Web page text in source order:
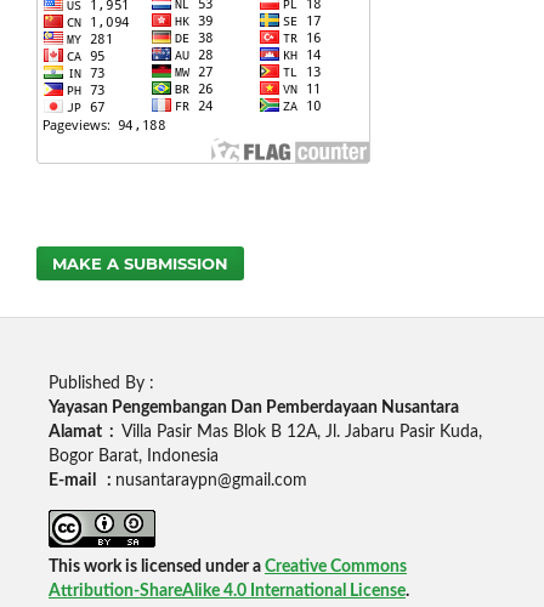
MAKE A SUBMISSION
Published By :
Yayasan Pengembangan Dan Pemberdayaan Nusantara
Alamat : Villa Pasir Mas Blok B 12A, Jl. Jabaru Pasir Kuda,
Bogor Barat, Indonesia
E-mail : nusantaraypn@gmail.com
This work is licensed under a Creative Commons
Attribution-ShareAlike 4.0 International License.